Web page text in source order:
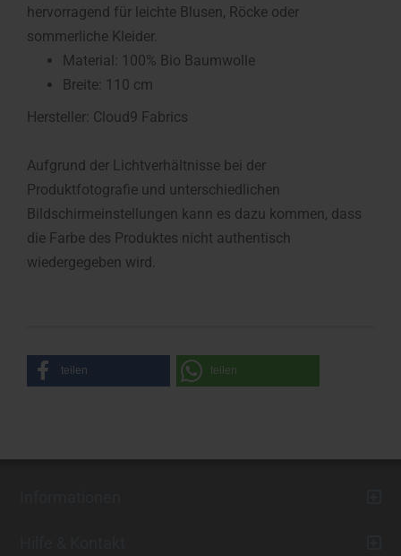
hervorragend für leichte Blusen, Röcke oder
sommerliche Kleider.
Material: 100% Bio Baumwolle
Breite: 110 cm
Hersteller: Cloud9 Fabrics
Aufgrund der Lichtverhältnisse bei der
Produktfotografie und unterschiedlichen
Bildschirmeinstellungen kann es dazu kommen, dass
die Farbe des Produktes nicht authentisch
wiedergegeben wird.
teilen teilen